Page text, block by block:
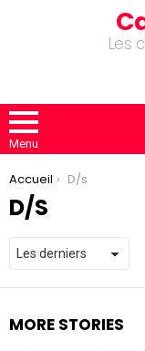
Les
Menu
You are here:
Accueil D/s
D/S
MORE STORIES